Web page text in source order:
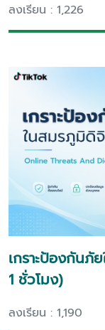
ลงเรียน : 1,226
เกราะป้องกันภั
1 ชั่วโมง)
ลงเรียน : 1,190